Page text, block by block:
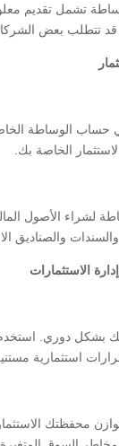
تشمل تقديم
تتطلب بعض
في حساب الوساطة
الخاصة بك.
لشراء الأصول
والصناديق
بشكل دوري. استخدم
استثمارية
محفظتك